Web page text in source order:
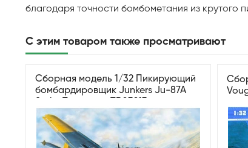
благодаря точности бомбометания из крутого
С этим товаром также просматривают
Сборная модель 1/32 Пикирующий
бомбардировщик Junkers Ju-87A